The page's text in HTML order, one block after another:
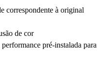
correspondente à original
de cor
pré-instalada para